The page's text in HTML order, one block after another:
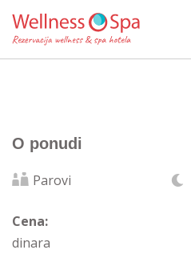
O ponudi
Parovi
Cena:
dinara